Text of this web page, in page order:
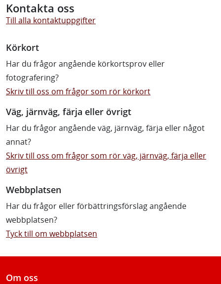
Kontakta oss
Till alla kontaktuppgifter
Körkort
Har du frågor angående körkortsprov eller
fotografering?
Skriv till oss om frågor som rör körkort
Väg, järnväg, färja eller övrigt
Har du frågor angående väg, järnväg, färja eller något
annat?
Skriv till oss om frågor som rör väg, järnväg, färja eller
övrigt
Webbplatsen
Har du frågor eller förbättringsförslag angående
webbplatsen?
Tyck till om webbplatsen
Om oss